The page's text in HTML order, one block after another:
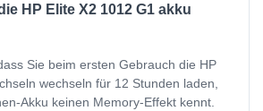
HP Elite X2 1012 G1 akku
Sie beim ersten Gebrauch die HP
wechseln für 12 Stunden laden,
Akku keinen Memory-Effekt kennt.